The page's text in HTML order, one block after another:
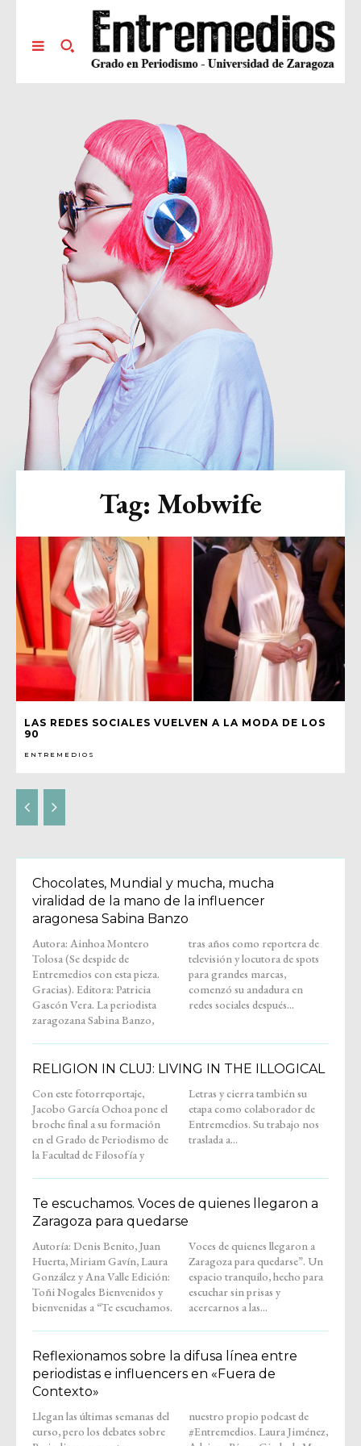
LAS REDES SOCIALES VUELVEN A LA MODA DE LOS
90
ENTREMEDIOS
Tag: Mobwife
Chocolates, Mundial y mucha, mucha
viralidad de la mano de la influencer
aragonesa Sabina Banzo
Autora: Ainhoa Montero
Tolosa (Se despide de
Entremedios con esta pieza.
Gracias). Editora: Patricia
Gascón Vera. La periodista
zaragozana Sabina Banzo,
tras años como reportera de
televisión y locutora de spots
para grandes marcas,
comenzó su andadura en
redes sociales después...
RELIGION IN CLUJ: LIVING IN THE ILLOGICAL
Con este fotorreportaje,
Jacobo García Ochoa pone el
broche final a su formación
en el Grado de Periodismo de
la Facultad de Filosofía y
Letras y cierra también su
etapa como colaborador de
Entremedios. Su trabajo nos
traslada a...
Te escuchamos. Voces de quienes llegaron a
Zaragoza para quedarse
Autoría: Denis Benito, Juan
Huerta, Miriam Gavín, Laura
González y Ana Valle Edición:
Toñi Nogales Bienvenidos y
bienvenidas a “Te escuchamos.
Voces de quienes llegaron a
Zaragoza para quedarse”. Un
espacio tranquilo, hecho para
escuchar sin prisas y
acercarnos a las...
Reflexionamos sobre la difusa línea entre
periodistas e influencers en «Fuera de
Contexto»
Llegan las últimas semanas del
curso, pero los debates sobre
nuestro propio podcast de
#Entremedios. Laura Jiménez,